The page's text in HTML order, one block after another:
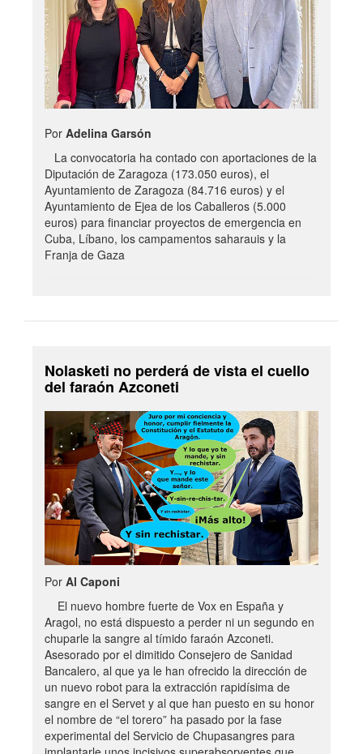
Por Adelina Garsón
La convocatoria ha contado con aportaciones de la
Diputación de Zaragoza (173.050 euros), el
Ayuntamiento de Zaragoza (84.716 euros) y el
Ayuntamiento de Ejea de los Caballeros (5.000
euros) para financiar proyectos de emergencia en
Cuba, Líbano, los campamentos saharauis y la
Franja de Gaza
Nolasketi no perderá de vista el cuello
del faraón Azconeti
Por Al Caponi
El nuevo hombre fuerte de Vox en España y
Aragol, no está dispuesto a perder ni un segundo en
chuparle la sangre al tímido faraón Azconeti.
Asesorado por el dimitido Consejero de Sanidad
Bancalero, al que ya le han ofrecido la dirección de
un nuevo robot para la extracción rapidísima de
sangre en el Servet y al que han puesto en su honor
el nombre de “el torero” ha pasado por la fase
experimental del Servicio de Chupasangres para